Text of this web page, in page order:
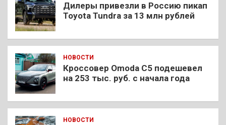
Дилеры привезли в Россию пикап
Toyota Tundra за 13 млн рублей
НОВОСТИ
Кроссовер Omoda C5 подешевел
на 253 тыс. руб. с начала года
НОВОСТИ